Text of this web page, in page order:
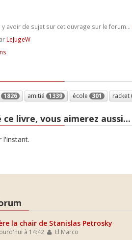
avoir de sujet sur cet ouvrage sur le forum...
LeJugeW
1826 amitié 1339 école 301 racket
ce livre, vous aimerez aussi...
l'instant.
la chair de Stanislas Petrosky
à 14:42 El Marco